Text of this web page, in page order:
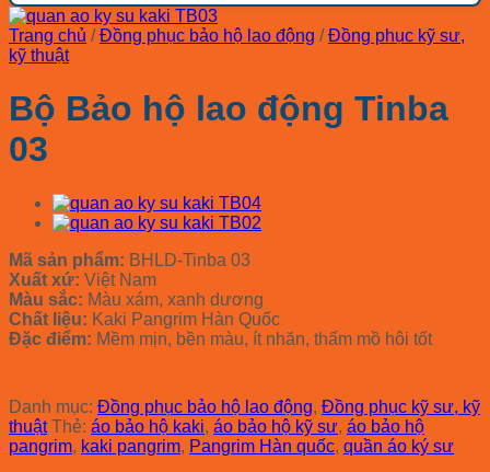
nhất
2026
ưu
chi
phí
hộ
cho
các
bảo
hộ
Quốc
2026
tiêu
chí
chọn
bảo
hộ
Trang chủ / Đồng phục bảo hộ lao động / Đồng phục kỹ sư,
kỹ thuật
Bộ Bảo hộ lao động Tinba
03
Mã sản phẩm: BHLD-Tinba 03
Xuất xứ: Việt Nam
Màu sắc: Màu xám, xanh dương
Chất liệu: Kaki Pangrim Hàn Quốc
Đặc điểm: Mềm mịn, bền màu, ít nhăn, thấm mồ hôi tốt
Danh mục: Đồng phục bảo hộ lao động, Đồng phục kỹ sư, kỹ
thuật Thẻ: áo bảo hộ kaki, áo bảo hộ kỹ sư, áo bảo hộ
pangrim, kaki pangrim, Pangrim Hàn quốc, quần áo ký sư